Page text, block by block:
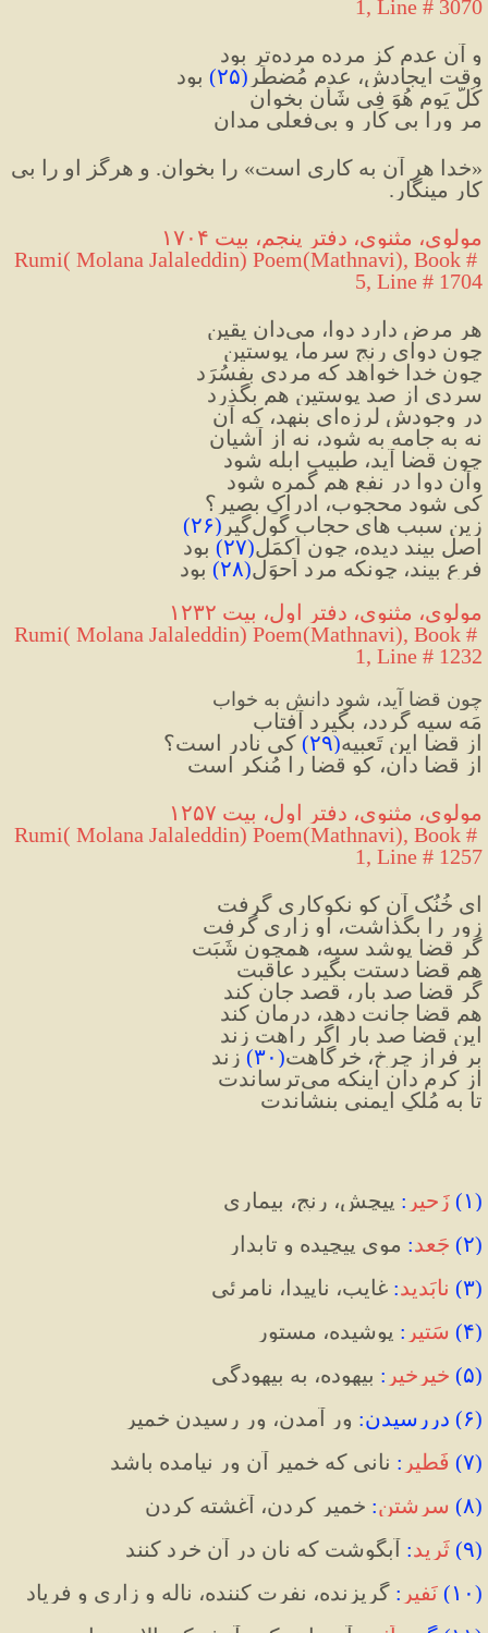
1, Line # 3070
و آن عدم کز مرده مرده‌تر بود
وقت ایجادش، عدم مُضطَر (۲۵) بود
کُلَّ یَومٍ هُوَ فِی شَأنٍ بخوان
مر ورا بی کار و بی‌فعلی مدان
کار مینگار.
مولوی، مثنوی، دفتر پنجم، بیت ۱۷۰۴
Rumi( Molana Jalaleddin) Poem(Mathnavi), Book #
5, Line # 1704
هر مرض دارد دوا، می‌دان یقین
چون دوایِ رنجِ سرما، پوستین
چون خدا خواهد که مردی بفسُرَد
سردی از صد پوستین هم بگذرد
در وجودش لرزه‌ای بنهد، که آن
نه به جامه به شود، نه از آشیان
چون قضا آید، طبیب ابله شود
وآن دوا در نفع هم گمره شود
کی شود محجوب، ادراکِ بصیر؟
زین سبب هایِ حجابِ گول‌گیر
(۲۶)
اصل بیند دیده، چون اَکمَل(۲۷) بود
فرع بیند، چونکه مرد اَحوَل(۲۸) بود
مولوی، مثنوی، دفتر اول، بیت ۱۲۳۲
Rumi( Molana Jalaleddin) Poem(Mathnavi), Book #
1, Line # 1232
چون قضا آید، شود دانش به خواب
مَه سیه گردد، بگیرد آفتاب
از قضا این تَعبیه(۲۹) کی نادر است؟
از قضا دان، کو قضا را مُنکر است
مولوی، مثنوی، دفتر اول، بیت ۱۲۵۷
Rumi( Molana Jalaleddin) Poem(Mathnavi), Book #
1, Line # 1257
ای خُنُک آن کو نکوکاری گرفت
زور را بگذاشت، او زاری گرفت
گر قضا پوشد سیه، همچون شَبَت
هم قضا دستت بگیرد عاقبت
گر قضا صد بار، قصد جان کند
هم قضا جانت دهد، درمان کند
این قضا صد بار اگر راهت زند
بر فراز چرخ، خرگاهت(۳۰) زند
از کرم دان اینکه می‌ترساندت
تا به مُلکِ ایمنی بنشاندت
(۱) زَحیر : پیچش، رنج، بیماری
(۲) جَعد: موی پیچیده و تابدار
(۳) نابَدید: غایب، ناپیدا، نامرئی
(۴) سَتیر : پوشیده، مستور
(۵) خیرخیر : بیهوده، به بیهودگی
(۶) دررسیدن: ور آمدن، ور رسیدن خمیر
(۷) فَطیر : نانی که خمیر آن ور نیامده باشد
(۸) سرشتن: خمیر کردن، آغشته کردن
(۹) ثَرید: آبگوشت که نان در آن خرد کنند
(۱۰) نَفیر : گریزنده، نفرت کننده، ناله و زاری و فریاد